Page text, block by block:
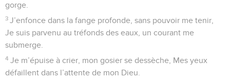
gorge.
3 J’enfonce dans la fange profonde, sans pouvoir me tenir,
Je suis parvenu au tréfonds des eaux, un courant me
submerge.
4 Je m’épuise à crier, mon gosier se dessèche, Mes yeux
défaillent dans l’attente de mon Dieu.